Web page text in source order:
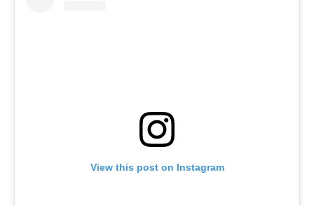
View this post on Instagram